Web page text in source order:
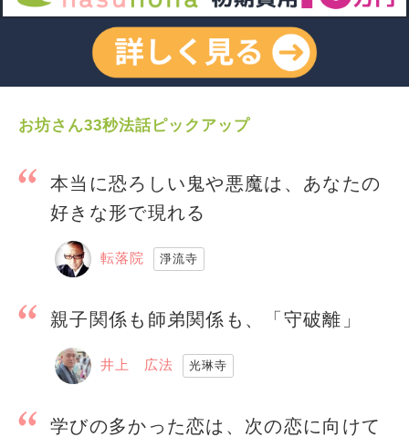
お坊さん33秒法話ピックアップ
本当に恐ろしい鬼や悪魔は、あなたの
好きな形で現れる
転落院 淨流寺
親子関係も師弟関係も、「守破離」
井上 広法 光琳寺
学びの多かった恋は、次の恋に向けて